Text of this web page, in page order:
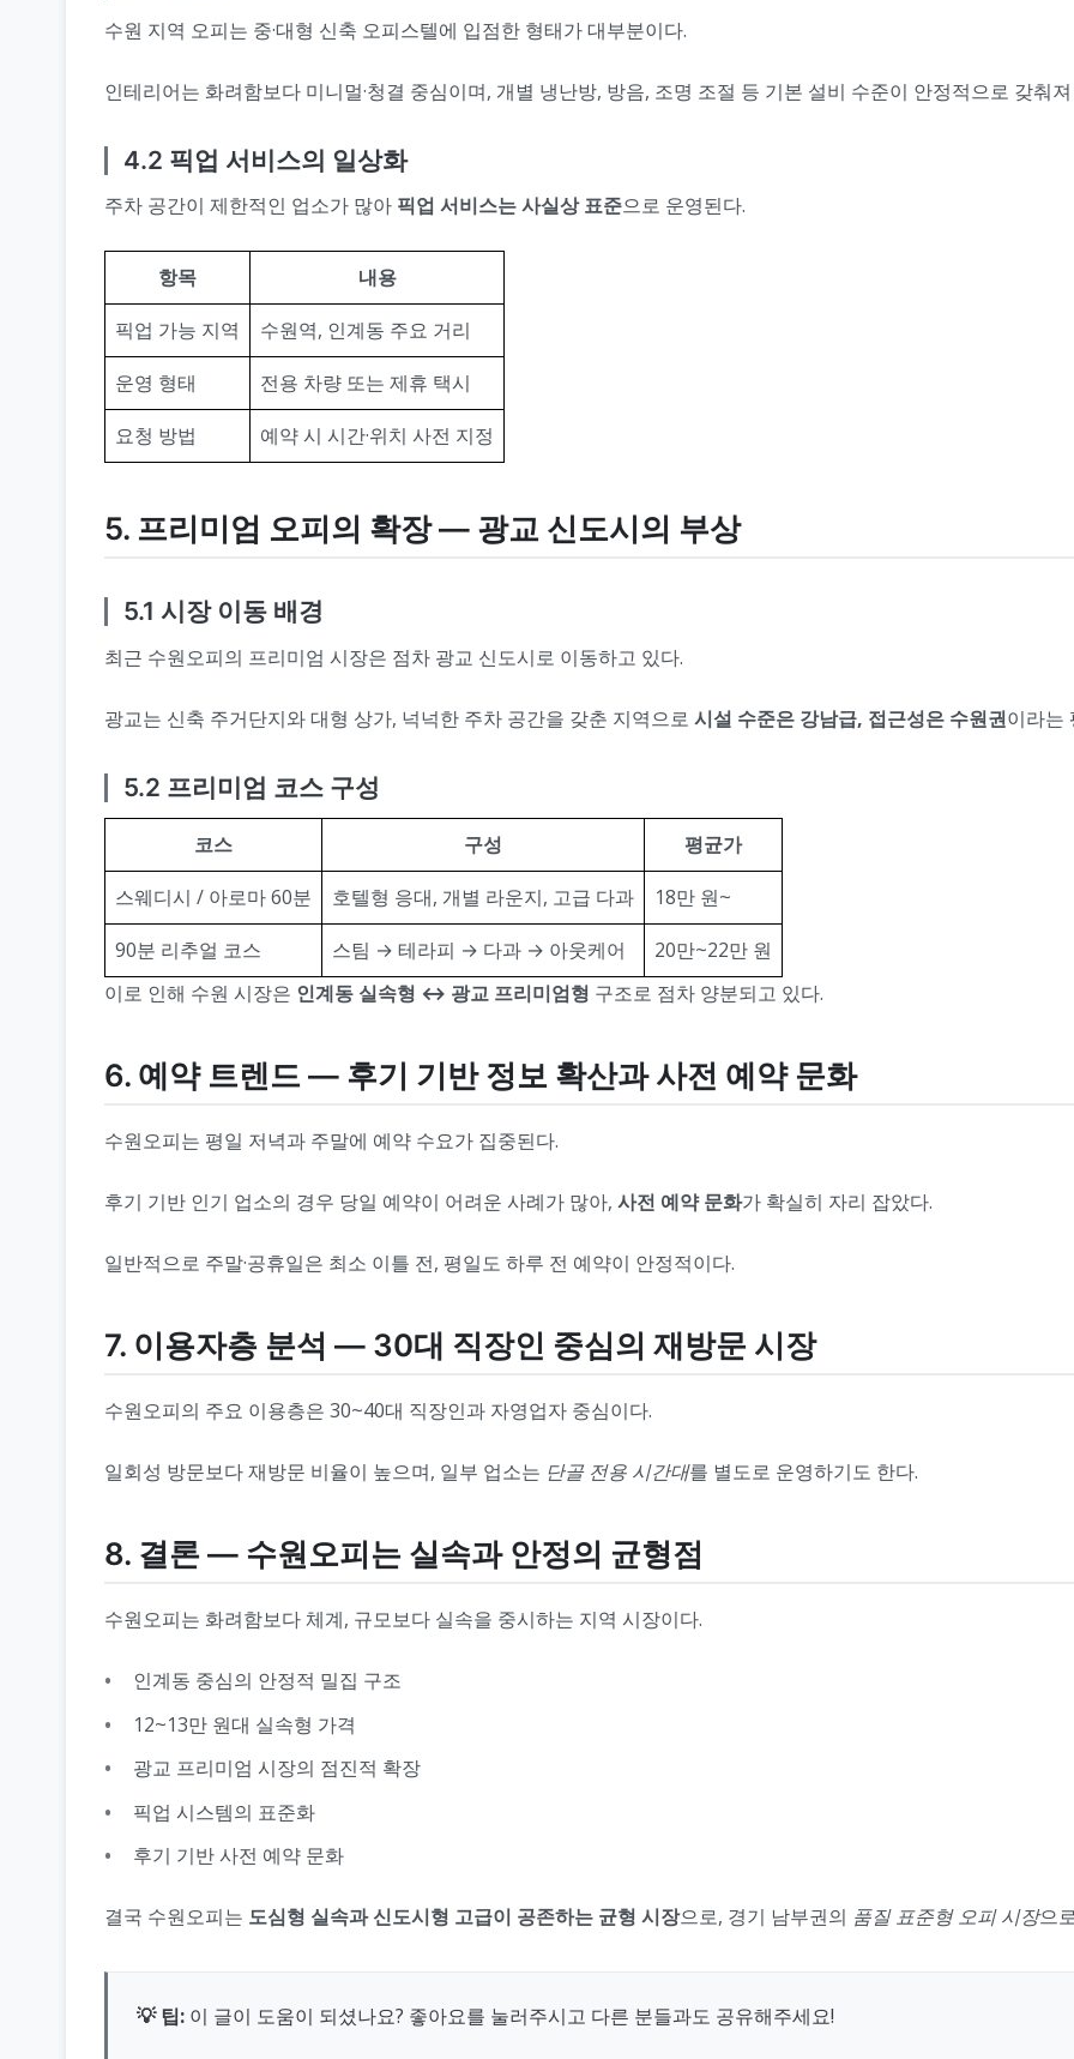
수원 지역 오피는 중·대형 신축 오피스텔에 입점한 형태가 대부분이다.
인테리어는 화려함보다 미니멀·청결 중심이며, 개별 냉난방, 방음, 조명 조절 등 기본 설비 수준이 안정적으로 갖춰
4.2 픽업 서비스의 일상화
주차 공간이 제한적인 업소가 많아 픽업 서비스는 사실상 표준으로 운영된다.
항목
내용
픽업 가능 지역
수원역, 인계동 주요 거리
운영 형태
전용 차량 또는 제휴 택시
요청 방법
예약 시 시간·위치 사전 지정
5. 프리미엄 오피의 확장 ― 광교 신도시의 부상
5.1 시장 이동 배경
최근 수원오피의 프리미엄 시장은 점차 광교 신도시로 이동하고 있다.
광교는 신축 주거단지와 대형 상가, 넉넉한 주차 공간을 갖춘 지역으로 시설 수준은 강남급, 접근성은 수원권이라는
5.2 프리미엄 코스 구성
코스 구성
평균가
스웨디시 / 아로마 60분
호텔형 응대, 개별 라운지, 고급 다과
18만 원~
90분 리추얼 코스
스팀 → 테라피 → 다과 → 아웃케어
20만~22만 원
이로 인해 수원 시장은 인계동 실속형 ↔ 광교 프리미엄형 구조로 점차 양분되고 있다.
6. 예약 트렌드 ― 후기 기반 정보 확산과 사전 예약 문화
수원오피는 평일 저녁과 주말에 예약 수요가 집중된다.
후기 기반 인기 업소의 경우 당일 예약이 어려운 사례가 많아, 사전 예약 문화가 확실히 자리 잡았다.
일반적으로 주말·공휴일은 최소 이틀 전, 평일도 하루 전 예약이 안정적이다.
7. 이용자층 분석 ― 30대 직장인 중심의 재방문 시장
수원오피의 주요 이용층은 30~40대 직장인과 자영업자 중심이다.
일회성 방문보다 재방문 비율이 높으며, 일부 업소는 단골 전용 시간대를 별도로 운영하기도 한다.
8. 결론 ― 수원오피는 실속과 안정의 균형점
수원오피는 화려함보다 체계, 규모보다 실속을 중시하는 지역 시장이다.
인계동 중심의 안정적 밀집 구조
12~13만 원대 실속형 가격
광교 프리미엄 시장의 점진적 확장
픽업 시스템의 표준화
후기 기반 사전 예약 문화
결국 수원오피는 도심형 실속과 신도시형 고급이 공존하는 균형 시장으로, 경기 남부권의 품질 표준형 오피 시장으
💡 팁: 이 글이 도움이 되셨나요? 좋아요를 눌러주시고 다른 분들과도 공유해주세요!